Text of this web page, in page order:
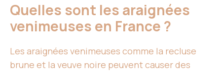
Quelles sont les araignées
venimeuses en France ?
Les araignées venimeuses comme la recluse
brune et la veuve noire peuvent causer des